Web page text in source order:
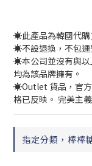
☀️此產品為韓國代購
☀️不設退換，不包運
☀️本公司並沒有與以
均為該品牌擁有。
☀️Outlet 貨品，官方
格已反映。 完美主
指定分類，棒棒